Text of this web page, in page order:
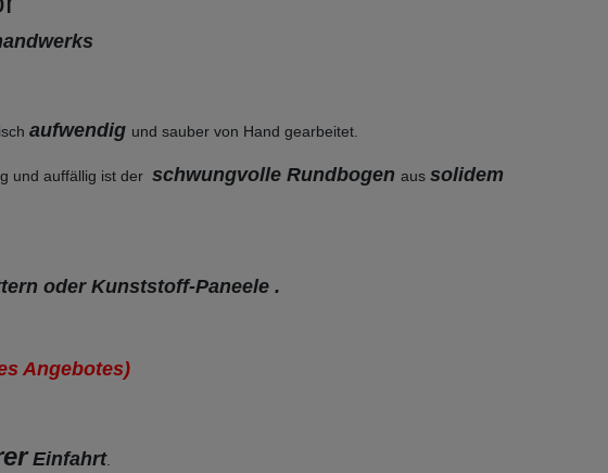
aufwendig und sauber von Hand gearbeitet.
und auffällig ist der schwungvolle Rundbogen aus solidem
oder Kunststoff-Paneele .
Angebotes)
Einfahrt.